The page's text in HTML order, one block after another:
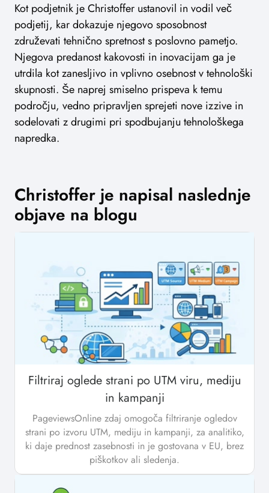
Kot podjetnik je Christoffer ustanovil in vodil več
podjetij, kar dokazuje njegovo sposobnost
združevati tehnično spretnost s poslovno pametjo.
Njegova predanost kakovosti in inovacijam ga je
utrdila kot zanesljivo in vplivno osebnost v tehnološki
skupnosti. Še naprej smiselno prispeva k temu
področju, vedno pripravljen sprejeti nove izzive in
sodelovati z drugimi pri spodbujanju tehnološkega
napredka.
Christoffer je napisal naslednje
objave na blogu
Filtriraj oglede strani po UTM viru, mediju
in kampanji
PageviewsOnline zdaj omogoča filtriranje ogledov
strani po izvoru UTM, mediju in kampanji, za analitiko,
ki daje prednost zasebnosti in je gostovana v EU, brez
piškotkov ali sledenja.